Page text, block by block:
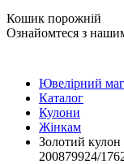
Кошик порожній
Ознайомтеся з
Ювелірний
Каталог
Кулони
Жінкам
Золотий кулон
200879924/